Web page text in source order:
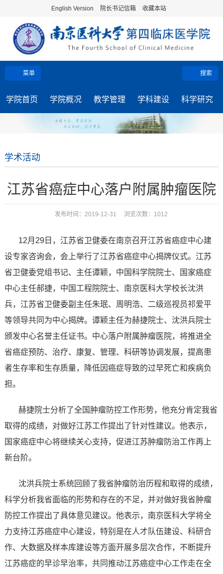
English Version 院长书记信箱 收藏本站
菜单 搜索
学院首页 学院概况 教学管理 学科建设 科学研究
学术活动
江苏省癌症中心落户附属肿瘤医院
发布时间：2019-12-31 浏览次数： 1012
12月29日，江苏省卫健委在南京召开江苏省癌症中心建
设专家咨询会，会上举行了江苏省癌症中心揭牌仪式。江苏
省卫健委党组书记、主任谭颖，中国科学院院士、国家癌症
中心主任郝捷，中国工程院院士、南京医科大学校长沈洪
兵，江苏省卫健委副主任朱珉、周明浩、二级巡视员祁爱平
等领导共同为中心揭牌。谭颖主任为赫捷院士、沈洪兵院士
颁发中心名誉主任证书。中心落户附属肿瘤医院，将推进全
省癌症预防、治疗、康复、管理、科研等协调发展，提高患
者生存率和生存质量，降低因癌症导致的过早死亡和疾病负
担。
赫捷院士分析了全国肿瘤防控工作形势，他充分肯定我省
取得的成绩，对做好江苏工作提出了针对性建议。他表示，
国家癌症中心将继续关心支持，促进江苏肿瘤防治工作再上
新台阶。
沈洪兵院士系统回顾了我省肿瘤防治历程和取得的成绩，
科学分析我省面临的形势和存在的不足，并对做好我省肿瘤
防控工作提出了具体意见建议。他表示，南京医科大学将全
力支持江苏癌症中心建设，特别是在人才队伍建设、科研合
作、大数据及样本库建设等方面开展多层次合作，不断提升
江苏癌症的早诊早治率，共同推动江苏癌症中心工作走在全